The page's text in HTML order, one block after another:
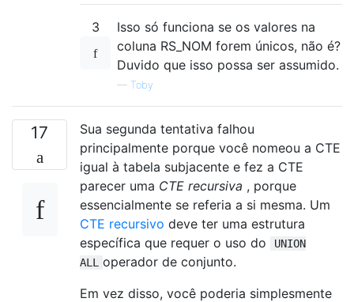
3
Isso só funciona se os valores na
coluna RS_NOM forem únicos, não é?
Duvido que isso possa ser assumido.
— Toby
17
Sua segunda tentativa falhou
principalmente porque você nomeou a CTE
igual à tabela subjacente e fez a CTE
parecer uma CTE recursiva , porque
essencialmente se referia a si mesma. Um
CTE recursivo deve ter uma estrutura
específica que requer o uso do
UNION
ALL
operador de conjunto.
Em vez disso, você poderia simplesmente